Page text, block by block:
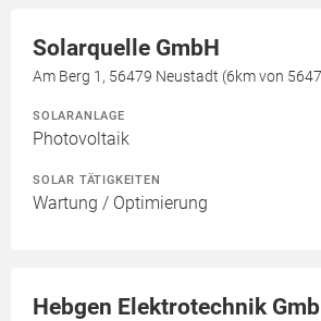
Solarquelle GmbH
Am Berg 1, 56479 Neustadt (6km von
SOLARANLAGE
Photovoltaik
SOLAR TÄTIGKEITEN
Wartung / Optimierung
Hebgen Elektrotechnik